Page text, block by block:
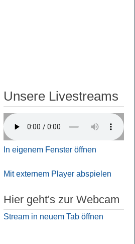
Unsere Livestreams
In eigenem Fenster öffnen
Mit externem Player abspielen
Hier geht's zur Webcam
Stream in neuem Tab öffnen